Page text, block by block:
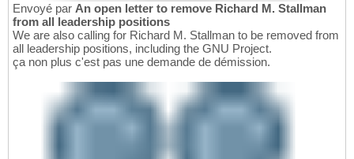
Envoyé par An open letter to remove Richard M. Stallman
from all leadership positions
We are also calling for Richard M. Stallman to be removed from
all leadership positions, including the GNU Project.
ça non plus c'est pas une demande de démission.